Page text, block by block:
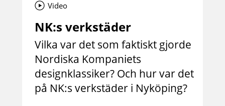
Video
NK:s verkstäder
Vilka var det som faktiskt gjorde
Nordiska Kompaniets
designklassiker? Och hur var det
på NK:s verkstäder i Nyköping?